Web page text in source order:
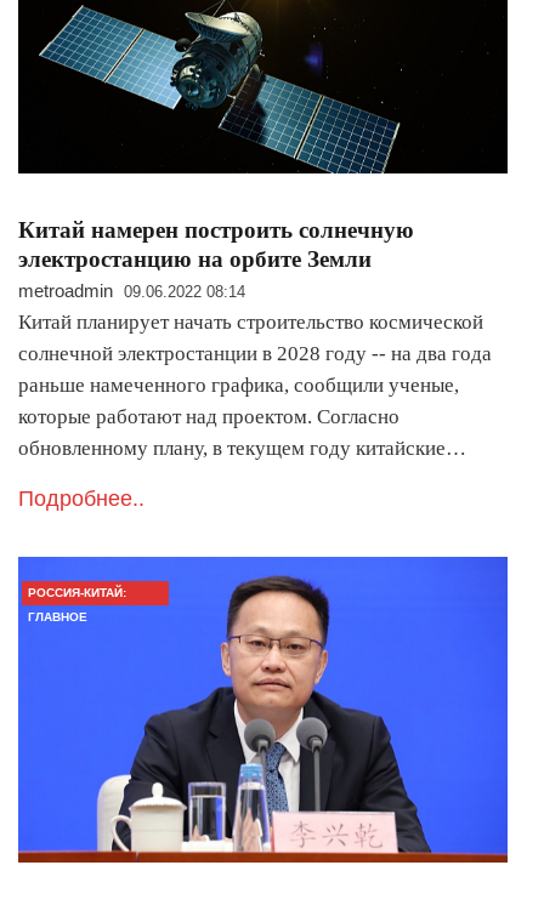
Китай намерен построить солнечную
электростанцию на орбите Земли
metroadmin 09.06.2022 08:14
Китай планирует начать строительство космической
солнечной электростанции в 2028 году -- на два года
раньше намеченного графика, сообщили ученые,
которые работают над проектом. Согласно
обновленному плану, в текущем году китайские…
Подробнее..
РОССИЯ-КИТАЙ:
ГЛАВНОЕ